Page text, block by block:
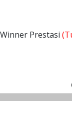
Prestasi